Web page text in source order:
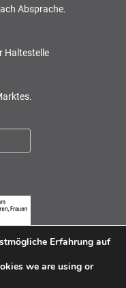
Absprache.
Haltestelle
Erfahrung auf
we are using or